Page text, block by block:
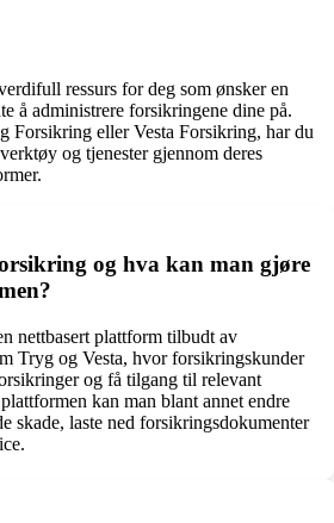
ressurs for deg som ønsker en
å administrere forsikringene dine på.
Forsikring eller Vesta Forsikring, har du
og tjenester gjennom deres
og hva kan man gjøre
nettbasert plattform tilbudt av
Tryg og Vesta, hvor forsikringskunder
og få tilgang til relevant
kan man blant annet endre
skade, laste ned forsikringsdokumenter